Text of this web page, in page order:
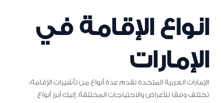
انواع الإقامة في
الإمارات
الإمارات العربية المتحدة تقدم عدة أنواع من تأشيرات الإقامة،
تختلف وفقًا للأغراض والاحتياجات المختلفة. إليك أبرز أنواع